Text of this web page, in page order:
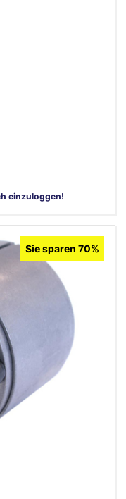
einzuloggen!
Sie sparen 70%